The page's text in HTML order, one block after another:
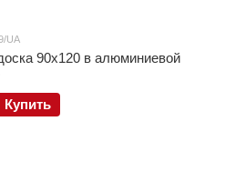
UA
90x120 в алюминиевой
Купить